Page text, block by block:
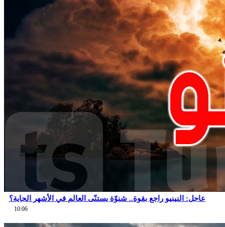
عاجل: النينيو راجع بقوة.. شنوّة يستنّى العالم في الأشهر الجاية؟
10:06